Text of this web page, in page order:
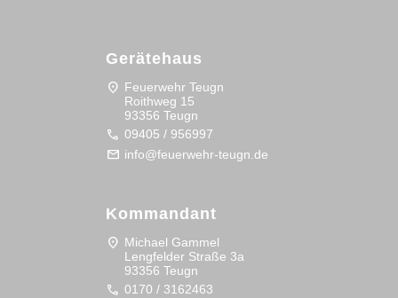
Gerätehaus
location_on Feuerwehr Teugn
Roithweg 15
93356 Teugn
call 09405 / 956997
mail info@feuerwehr-teugn.de
Kommandant
location_on Michael Gammel
Lengfelder Straße 3a
93356 Teugn
call 0170 / 3162463